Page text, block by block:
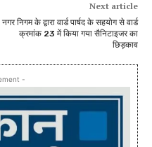
Next article
नगर निगम के द्वारा वार्ड पार्षद के सहयोग से वार्ड
क्रमांक 23 में किया गया सैनिटाइजर का
छिड़काव
-